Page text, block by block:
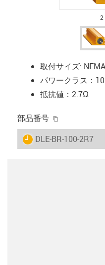
2
取付サイズ:
パワークラス：
抵抗値：2.7Ω
部品番号
igus-icon-lieferzeit
DLE-BR-100-2R7